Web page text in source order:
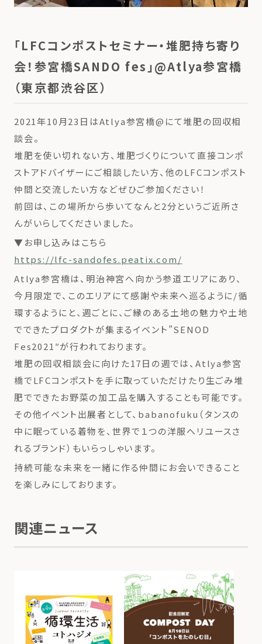
「LFCコンポストセミナー・堆肥持ち寄り
会！参宮橋SANDO fes」@Atlya参宮橋
（東京都渋谷区）
2021年10月23日はAtlya参宮橋@にて堆肥の回収相
談会。
堆肥を使い切れない方、堆肥づくりについて直接コンポ
ストアドバイザーにご相談したい方、他のLFCコンポスト
仲間と交流したい方などぜひご参加ください！
前回は、この場所から歩いてなんと2分というご近所さ
んがいらしてくださいました。
▼お申し込みはこちら
https://lfc-sandofes.peatix.com/
Atlya参宮橋は、明治神宮へ向かう参道エリアにあり、
今月限定で、このエリアにて感謝や未来へ巡るように/循
環するようにと、週ごとに、ご縁のある土地の魅力や土地
でできたプロダクトが集まるイベント”SENOD
Fes2021″が行われております。
堆肥の回収相談会に向けた17日の週では、Atlya参宮
橋でLFCコンポストを手に取っていただけたり生ごみ堆
肥でできたお野菜の加工品を購入することも可能です。
その他イベント出展者として、babanofuku（タンスの
中に眠っている着物を、世界で１つの洋服へリユースさ
れるブランド）もいらっしゃいます。
持続可能な未来を一緒に作る仲間にお会いできること
を楽しみにしております。
関連ニュース